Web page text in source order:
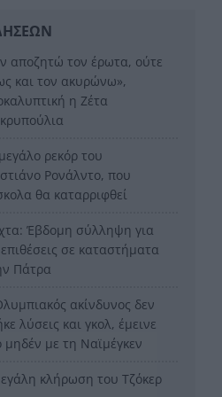
αποζητώ τον έρωτα, ούτε
και τον ακυρώνω»,
η Ζέτα
ρεκόρ του
Ρονάλντο, που
θα καταρριφθεί
Έβδομη σύλληψη για
επιθέσεις σε καταστήματα
Πάτρα
ακίνδυνος δεν
λύσεις και γκολ, έμεινε
μηδέν με τη Ναϊμέγκεν
κλήρωση του Τζόκερ